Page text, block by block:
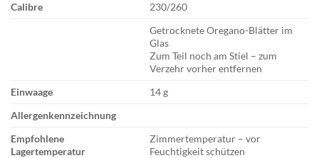
Calibre
230/260
Getrocknete Oregano-Blätter im
Glas
Zum Teil noch am Stiel – zum
Verzehr vorher entfernen
Einwaage
14 g
Allergenkennzeichnung
Empfohlene
Lagertemperatur
Zimmertemperatur – vor
Feuchtigkeit schützen